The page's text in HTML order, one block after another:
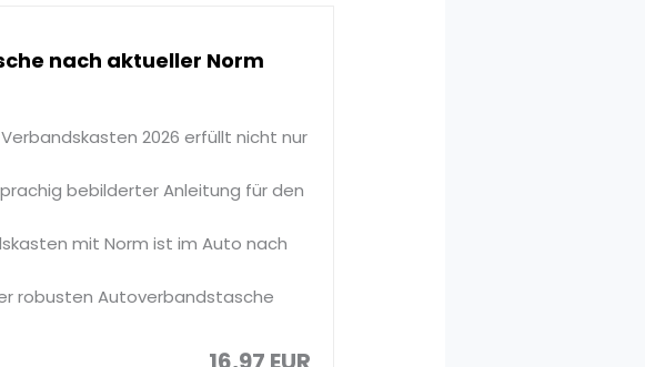
nach aktueller Norm
Verbandskasten 2026 erfüllt nicht nur
bebilderter Anleitung für den
mit Norm ist im Auto nach
robusten Autoverbandstasche